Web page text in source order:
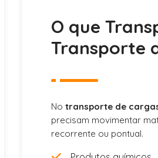
O que
Transporte
No transporte de
precisam movimentar
recorrente ou pontual.